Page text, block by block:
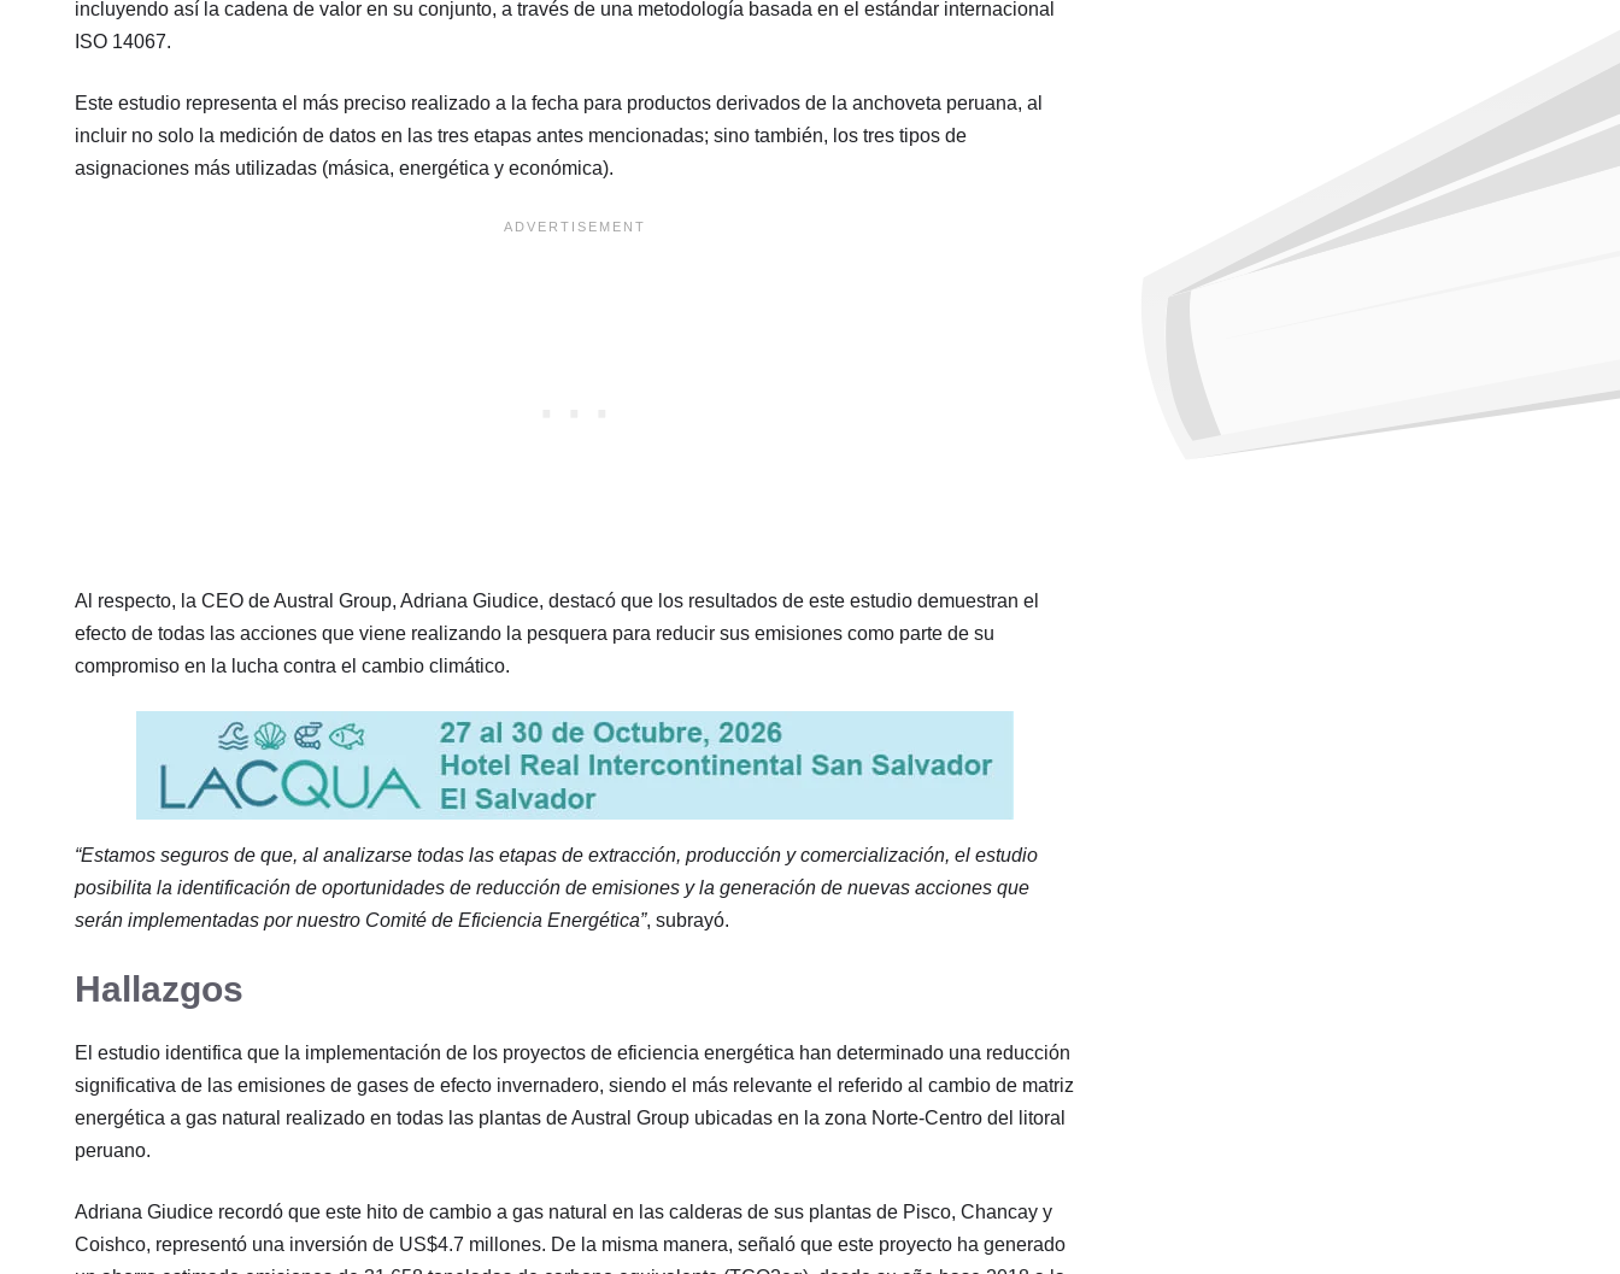
incluyendo así la cadena de valor en su conjunto, a través de una metodología basada en el estándar internacional
ISO 14067.
Este estudio representa el más preciso realizado a la fecha para productos derivados de la anchoveta peruana, al
incluir no solo la medición de datos en las tres etapas antes mencionadas; sino también, los tres tipos de
asignaciones más utilizadas (másica, energética y económica).
Al respecto, la CEO de Austral Group, Adriana Giudice, destacó que los resultados de este estudio demuestran el
efecto de todas las acciones que viene realizando la pesquera para reducir sus emisiones como parte de su
compromiso en la lucha contra el cambio climático.
“Estamos seguros de que, al analizarse todas las etapas de extracción, producción y comercialización, el estudio
posibilita la identificación de oportunidades de reducción de emisiones y la generación de nuevas acciones que
serán implementadas por nuestro Comité de Eficiencia Energética”, subrayó.
Hallazgos
El estudio identifica que la implementación de los proyectos de eficiencia energética han determinado una reducción
significativa de las emisiones de gases de efecto invernadero, siendo el más relevante el referido al cambio de matriz
energética a gas natural realizado en todas las plantas de Austral Group ubicadas en la zona Norte-Centro del litoral
peruano.
Adriana Giudice recordó que este hito de cambio a gas natural en las calderas de sus plantas de Pisco, Chancay y
Coishco, representó una inversión de US$4.7 millones. De la misma manera, señaló que este proyecto ha generado